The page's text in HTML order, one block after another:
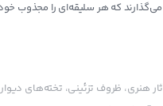
که هر سلیقه‌ای را مجذوب
هنری، ظروف تزئینی،